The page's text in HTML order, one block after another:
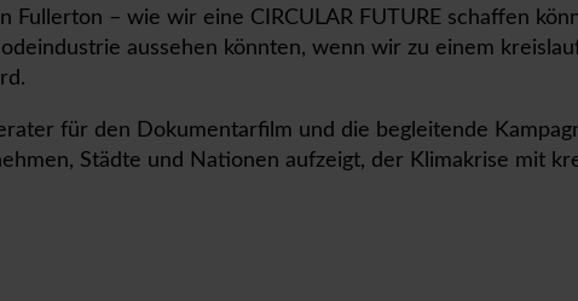
Fullerton – wie wir eine CIRCULAR FUTURE schaffen
aussehen könnten, wenn wir zu einem
für den Dokumentarfilm und die begleitende
Städte und Nationen aufzeigt, der Klimakrise mit